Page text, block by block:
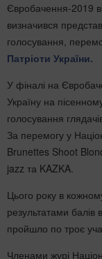
Євробачення-2019
визначився
голосування,
Патріоти України.
У фіналі на
Україну на
голосування
За перемогу у
Brunettes Shoot
jazz та KAZKA.
Цього року в
результатами балів
пройшло по троє
Членами журі